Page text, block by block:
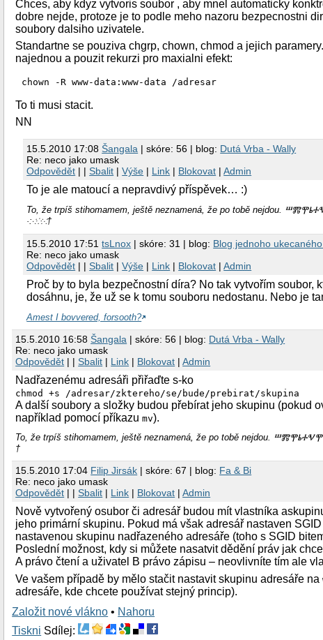
Chces, aby kdyz vytvoris soubor , aby mnel automaticky
dobre nejde, protoze je to podle meho nazoru bezpecnostni
soubory dalsiho uzivatele.
Standartne se pouziva chgrp, chown, chmod a jejich
najednou a pouzit rekurzi pro maxialni efekt:
To ti musi stacit.
NN
15.5.2010 17:08Šangala | skóre: 56 | blog: Dutá Vrba - Wally
Re: neco jako umask
Odpovědět | |Sbalit |Výše | Link | Blokovat |Admin
To je ale matoucí a nepravdivý příspěvek… :)
To, že trpíš stihomamem, ještě neznamená, že po tobě nejdou.
·:⁖⁘⁙†
15.5.2010 17:51tsLnox | skóre: 31 | blog: Blog jednoho
Re: neco jako umask
Odpovědět | |Sbalit |Výše | Link | Blokovat |Admin
Proč by to byla bezpečnostní díra? No tak vytvořím soubor,
dosáhnu, je, že už se k tomu souboru nedostanu. Nebo je
Amest I bovvered, forsooth?
15.5.2010 16:58Šangala | skóre: 56 | blog: Dutá Vrba - Wally
Re: neco jako umask
Odpovědět | |Sbalit | Link | Blokovat |Admin
Nadřazenému adresáři přiřaďte s-ko
chmod +s /adresar/zktereho/se/bude/prebirat/skupina
A další soubory a složky budou přebírat jeho skupinu (pokud
například pomocí příkazumv).
To, že trpíš stihomamem, ještě neznamená, že po tobě nejdou.
†
15.5.2010 17:04 Filip Jirsák | skóre: 67 | blog: Fa & Bi
Re: neco jako umask
Odpovědět | |Sbalit | Link | Blokovat |Admin
Nově vytvořený osubor či adresář budou mít vlastníka
jeho primární skupinu. Pokud má však adresář nastaven
nastavenou skupinu nadřazeného adresáře (toho s SGID
Poslední možnost, kdy si můžete nasatvit dědění práv jak
A právo čtení a uživatel B právo zápisu – neovlivníte tím ale
Ve vašem případě by mělo stačit nastavit skupinu adresáře na
adresáře, kde chcete používat stejný princip).
Založit nové vlákno • Nahoru
Tiskni Sdílej: